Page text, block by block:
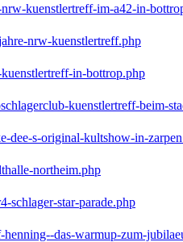
kuenstlertreff-im-a42-in-
nrw-kuenstlertreff.php
in-bottrop.php
kuenstlertreff-beim-
dee-s-original-kultshow-in-
northeim.php
schlager-star-parade.php
das-warmup-zum-